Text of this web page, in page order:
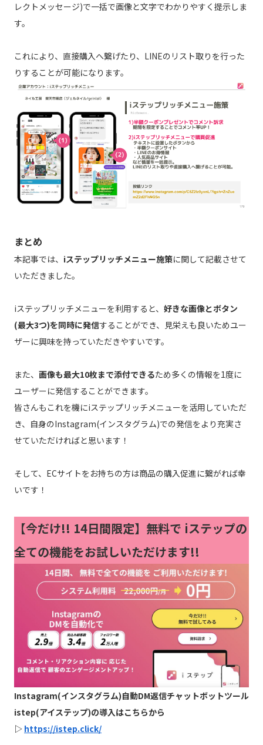
レクトメッセージ)で一括で画像と文字でわかりやすく提示しま
す。
これにより、直接購入へ繋げたり、LINEのリスト取りを行った
りすることが可能になります。
まとめ
本記事では、 iステップリッチメニュー施策に関して記載させて
いただきました。
iステップリッチメニューを利用すると、 好きな画像とボタン
(最大3つ)を同時に発信することができ、見栄えも良いためユー
ザーに興味を持っていただきやすいです。
また、 画像も最大10枚まで添付できるため多くの情報を1度に
ユーザーに発信することができます。
皆さんもこれを機にiステップリッチメニューを活用していただ
き、自身のInstagram(インスタグラム)での発信をより充実さ
せていただければと思います！
そして、ECサイトをお持ちの方は商品の購入促進に繋がれば幸
いです！
【今だけ!! 14日間限定】無料で iステップの
全ての機能をお試しいただけます!!
Instagram(インスタグラム)自動DM返信チャットボットツール
istep(アイステップ)の導入はこちらから
▷ https://istep.click/